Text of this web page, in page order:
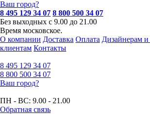
Ваш город?
8 495 129 34 07 8 800 500 34 07
Без выходных с 9.00 до 21.00
Время московское.
О компании Доставка Оплата Дизайнерам
клиентам Контакты
8 495 129 34 07
8 800 500 34 07
Ваш город?
ПН - ВС: 9.00 - 21.00
Обратная связь